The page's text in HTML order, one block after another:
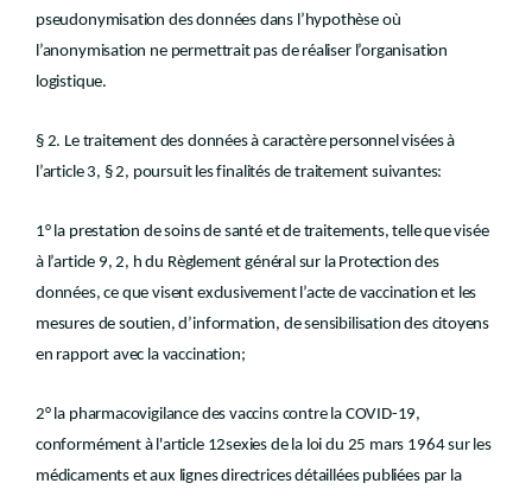
pseudonymisation des données dans l’hypothèse où
l’anonymisation ne permettrait pas de réaliser l’organisation
logistique.
§ 2. Le traitement des données à caractère personnel visées à
l’article 3, § 2, poursuit les finalités de traitement suivantes:
1° la prestation de soins de santé et de traitements, telle que visée
à l’article 9, 2, h du Règlement général sur la Protection des
données, ce que visent exclusivement l’acte de vaccination et les
mesures de soutien, d’information, de sensibilisation des citoyens
en rapport avec la vaccination;
2° la pharmacovigilance des vaccins contre la COVID-19,
conformément à l'article 12sexies de la loi du 25 mars 1964 sur les
médicaments et aux lignes directrices détaillées publiées par la